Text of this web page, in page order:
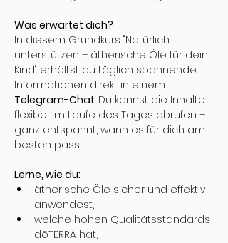
Was erwartet dich?
In diesem Grundkurs "Natürlich
unterstützen – ätherische Öle für dein
Kind" erhältst du täglich spannende
Informationen direkt in einem
Telegram-Chat. Du kannst die Inhalte
flexibel im Laufe des Tages abrufen –
ganz entspannt, wann es für dich am
besten passt.
Lerne, wie du:
ätherische Öle sicher und effektiv
anwendest,
welche hohen Qualitätsstandards
dōTERRA hat,